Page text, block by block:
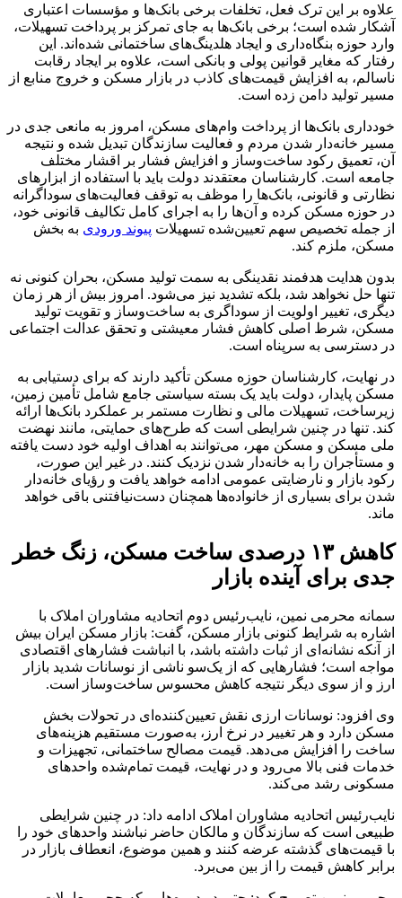
علاوه بر این ترک فعل، تخلفات برخی بانک‌ها و مؤسسات اعتباری
آشکار شده است؛ برخی بانک‌ها به جای تمرکز بر پرداخت تسهیلات،
وارد حوزه بنگاه‌داری و ایجاد هلدینگ‌های ساختمانی شده‌اند. این
رفتار که مغایر قوانین پولی و بانکی است، علاوه بر ایجاد رقابت
ناسالم، به افزایش قیمت‌های کاذب در بازار مسکن و خروج منابع از
مسیر تولید دامن زده است.
خودداری بانک‌ها از پرداخت وام‌های مسکن، امروز به مانعی جدی در
مسیر خانه‌دار شدن مردم و فعالیت سازندگان تبدیل شده و نتیجه
آن، تعمیق رکود ساخت‌وساز و افزایش فشار بر اقشار مختلف
جامعه است. کارشناسان معتقدند دولت باید با استفاده از ابزارهای
نظارتی و قانونی، بانک‌ها را موظف به توقف فعالیت‌های سوداگرانه
در حوزه مسکن کرده و آن‌ها را به اجرای کامل تکالیف قانونی خود،
از جمله تخصیص سهم تعیین‌شده تسهیلات پیوند ورودی به بخش
مسکن، ملزم کند.
بدون هدایت هدفمند نقدینگی به سمت تولید مسکن، بحران کنونی نه
تنها حل نخواهد شد، بلکه تشدید نیز می‌شود. امروز بیش از هر زمان
دیگری، تغییر اولویت از سوداگری به ساخت‌وساز و تقویت تولید
مسکن، شرط اصلی کاهش فشار معیشتی و تحقق عدالت اجتماعی
در دسترسی به سرپناه است.
در نهایت، کارشناسان حوزه مسکن تأکید دارند که برای دستیابی به
مسکن پایدار، دولت باید یک بسته سیاستی جامع شامل تأمین زمین،
زیرساخت، تسهیلات مالی و نظارت مستمر بر عملکرد بانک‌ها ارائه
کند. تنها در چنین شرایطی است که طرح‌های حمایتی، مانند نهضت
ملی مسکن و مسکن مهر، می‌توانند به اهداف اولیه خود دست یافته
و مستأجران را به خانه‌دار شدن نزدیک کنند. در غیر این صورت،
رکود بازار و نارضایتی عمومی ادامه خواهد یافت و رؤیای خانه‌دار
شدن برای بسیاری از خانواده‌ها همچنان دست‌نیافتنی باقی خواهد
ماند.
کاهش ۱۳ درصدی ساخت مسکن، زنگ خطر
جدی برای آینده بازار
سمانه محرمی نمین، نایب‌رئیس دوم اتحادیه مشاوران املاک با
اشاره به شرایط کنونی بازار مسکن، گفت: بازار مسکن ایران بیش
از آنکه نشانه‌ای از ثبات داشته باشد، با انباشت فشارهای اقتصادی
مواجه است؛ فشارهایی که از یک‌سو ناشی از نوسانات شدید بازار
ارز و از سوی دیگر نتیجه کاهش محسوس ساخت‌وساز است.
وی افزود: نوسانات ارزی نقش تعیین‌کننده‌ای در تحولات بخش
مسکن دارد و هر تغییر در نرخ ارز، به‌صورت مستقیم هزینه‌های
ساخت را افزایش می‌دهد. قیمت مصالح ساختمانی، تجهیزات و
خدمات فنی بالا می‌رود و در نهایت، قیمت تمام‌شده واحدهای
مسکونی رشد می‌کند.
نایب‌رئیس اتحادیه مشاوران املاک ادامه داد: در چنین شرایطی
طبیعی است که سازندگان و مالکان حاضر نباشند واحدهای خود را
با قیمت‌های گذشته عرضه کنند و همین موضوع، انعطاف بازار در
برابر کاهش قیمت را از بین می‌برد.